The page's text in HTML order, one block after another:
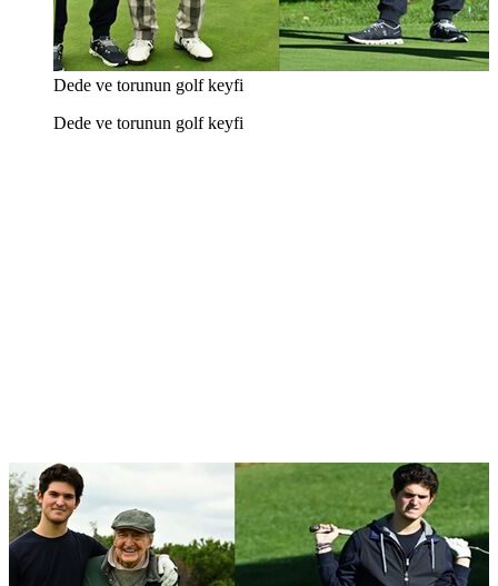
Dede ve torunun golf keyfi
Dede ve torunun golf keyfi